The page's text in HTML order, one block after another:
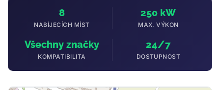
8
NABÍJECÍCH MÍST
250 kW
MAX. VÝKON
Všechny značky
KOMPATIBILITA
24/7
DOSTUPNOST